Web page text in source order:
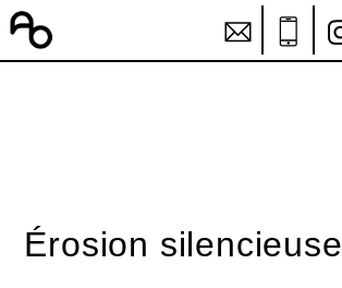
Érosion silencieuse